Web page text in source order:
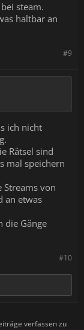
steam.
haltbar an
#9
ich nicht
Rätsel sind
mal speichern
Streams von
an etwas
die Gänge
#10
verfassen zu